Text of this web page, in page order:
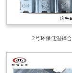
2号环保低温锌